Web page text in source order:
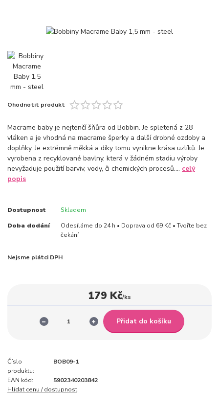
Ohodnotit produkt
Macrame baby je nejtenčí šňůra od Bobbin. Je spletená z 28
vláken a je vhodná na macrame šperky a další drobné ozdoby a
doplňky. Je extrémně měkká a díky tomu vynikne krása uzlíků. Je
vyrobena z recyklované bavlny, která v žádném stadiu výroby
nevyžaduje použití barviv, vody, či chemických procesů.... celý
popis
Dostupnost Skladem
Doba dodání
Odesíláme do 24 h • Doprava od 69 Kč • Tvořte bez
čekání
Nejsme plátci DPH
179 Kč/ks
Přidat do košíku
Číslo
produktu:
BOB09-1
EAN kód:
5902340203842
Hlídat cenu / dostupnost